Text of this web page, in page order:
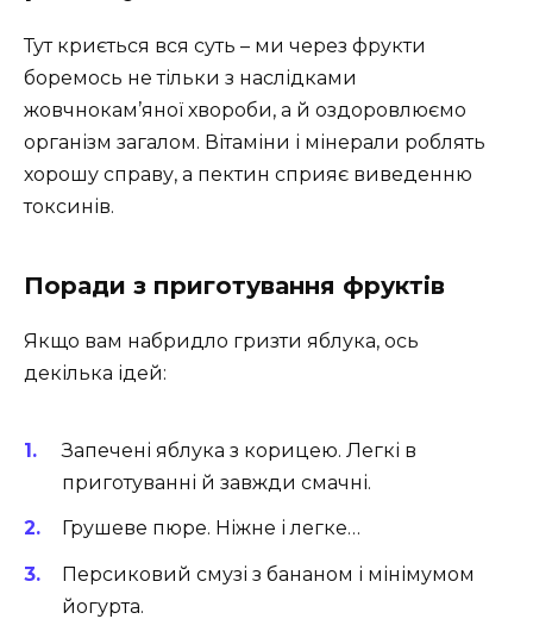
Тут криється вся суть – ми через фрукти
боремось не тільки з наслідками
жовчнокам’яної хвороби, а й оздоровлюємо
організм загалом. Вітаміни і мінерали роблять
хорошу справу, а пектин сприяє виведенню
токсинів.
Поради з приготування фруктів
Якщо вам набридло гризти яблука, ось
декілька ідей:
Запечені яблука з корицею. Легкі в
приготуванні й завжди смачні.
Грушеве пюре. Ніжне і легке…
Персиковий смузі з бананом і мінімумом
йогурта.